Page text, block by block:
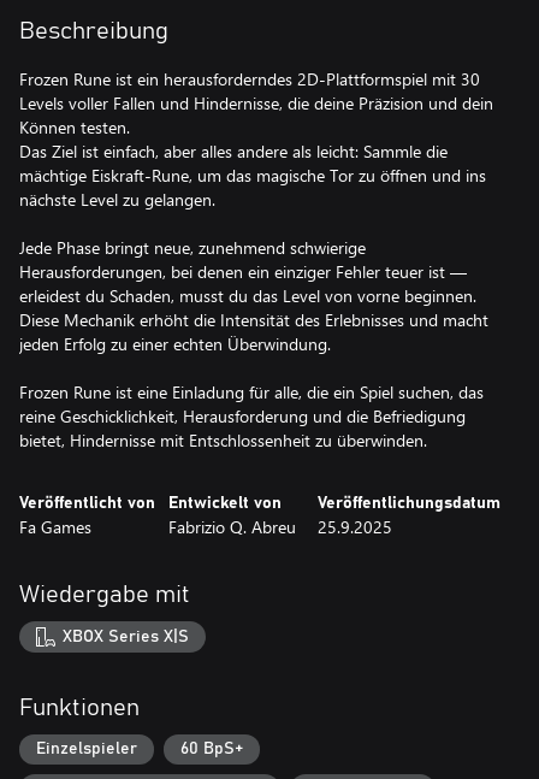
Beschreibung
Frozen Rune ist ein herausforderndes 2D-Plattformspiel mit 30
Levels voller Fallen und Hindernisse, die deine Präzision und dein
Können testen.
Das Ziel ist einfach, aber alles andere als leicht: Sammle die
mächtige Eiskraft-Rune, um das magische Tor zu öffnen und ins
nächste Level zu gelangen.
Jede Phase bringt neue, zunehmend schwierige
Herausforderungen, bei denen ein einziger Fehler teuer ist —
erleidest du Schaden, musst du das Level von vorne beginnen.
Diese Mechanik erhöht die Intensität des Erlebnisses und macht
jeden Erfolg zu einer echten Überwindung.
Frozen Rune ist eine Einladung für alle, die ein Spiel suchen, das
reine Geschicklichkeit, Herausforderung und die Befriedigung
bietet, Hindernisse mit Entschlossenheit zu überwinden.
Veröffentlicht von
Fa Games
Entwickelt von
Fabrizio Q. Abreu
Veröffentlichungsdatum
25.9.2025
Wiedergabe mit
XBOX Series X|S
Funktionen
Einzelspieler 60 BpS+